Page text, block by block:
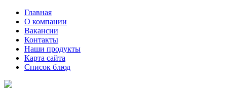
Главная
О компании
Вакансии
Контакты
Наши продукты
Карта сайта
Список блюд